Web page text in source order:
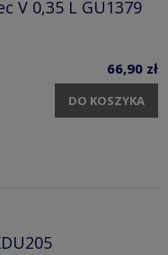
V 0,35 L GU1379
66,90 zł
DO KOSZYKA